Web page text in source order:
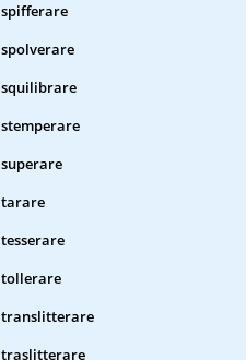
spifferare
spolverare
squilibrare
stemperare
superare
tarare
tesserare
tollerare
translitterare
traslitterare